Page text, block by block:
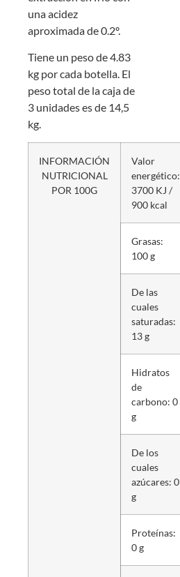
una acidez
aproximada de 0.2º.
Tiene un peso de 4.83
kg por cada botella. El
peso total de la caja de
3 unidades es de 14,5
kg.
INFORMACIÓN
NUTRICIONAL
POR 100G
Valor
energético:
3700 KJ /
900 kcal
Grasas:
100 g
De las
cuales
saturadas:
13 g
Hidratos
de
carbono: 0
g
De los
cuales
azúcares: 0
g
Proteínas:
0 g